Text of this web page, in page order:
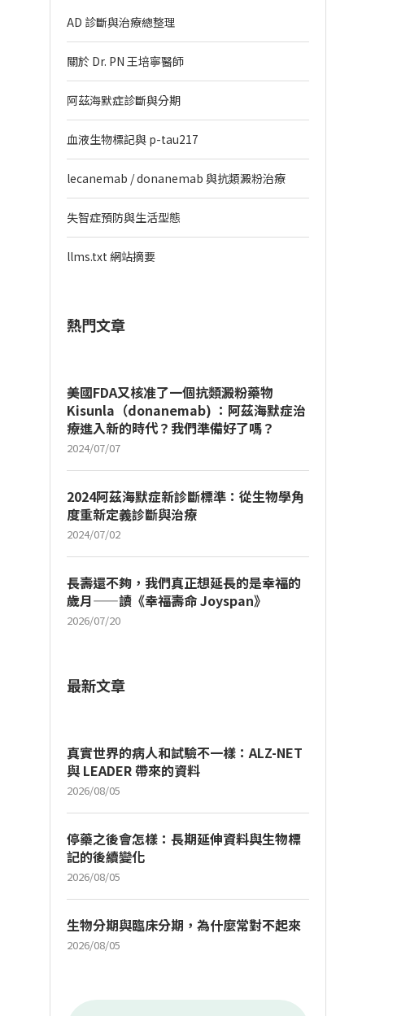
AD 診斷與治療總整理
關於 Dr. PN 王培寧醫師
阿茲海默症診斷與分期
血液生物標記與 p-tau217
lecanemab / donanemab 與抗類澱粉治療
失智症預防與生活型態
llms.txt 網站摘要
熱門文章
美國FDA又核准了一個抗類澱粉藥物
Kisunla（donanemab) ：阿茲海默症治
療進入新的時代？我們準備好了嗎？
2024/07/07
2024阿茲海默症新診斷標準：從生物學角
度重新定義診斷與治療
2024/07/02
長壽還不夠，我們真正想延長的是幸福的
歲月——讀《幸福壽命 Joyspan》
2026/07/20
最新文章
真實世界的病人和試驗不一樣：ALZ-NET
與 LEADER 帶來的資料
2026/08/05
停藥之後會怎樣：長期延伸資料與生物標
記的後續變化
2026/08/05
生物分期與臨床分期，為什麼常對不起來
2026/08/05